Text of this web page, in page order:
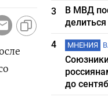
3
В МВД
4
МНЕНИЯ
до